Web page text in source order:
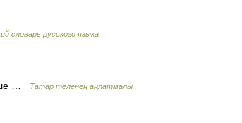
словарь русского языка
…
Татар теленең аңлатмалы